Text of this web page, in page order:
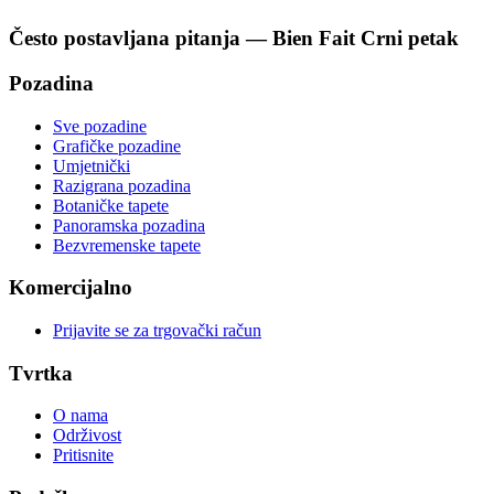
Često postavljana pitanja — Bien Fait Crni petak
Pozadina
Sve pozadine
Grafičke pozadine
Umjetnički
Razigrana pozadina
Botaničke tapete
Panoramska pozadina
Bezvremenske tapete
Komercijalno
Prijavite se za trgovački račun
Tvrtka
O nama
Održivost
Pritisnite